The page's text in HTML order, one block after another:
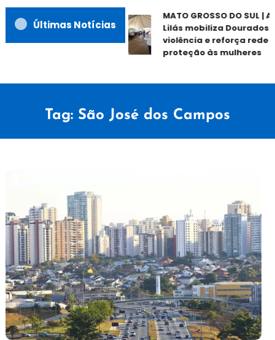
Últimas Notícias
MATO GROSSO DO SUL |
Lilás mobiliza Dourados
violência e reforça rede
proteção às mulheres
Tag: São José dos Campos